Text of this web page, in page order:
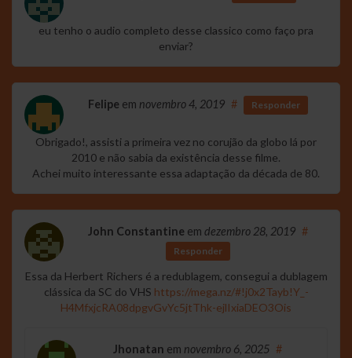
eu tenho o audio completo desse classico como faço pra
enviar?
Felipe em novembro 4, 2019 # Responder
Obrigado!, assisti a primeira vez no corujão da globo lá por
2010 e não sabia da existência desse filme.
Achei muito interessante essa adaptação da década de 80.
John Constantine em dezembro 28, 2019 #
Responder
Essa da Herbert Richers é a redublagem, consegui a dublagem
clássica da SC do VHS https://mega.nz/#!j0x2Tayb!Y_-
H4MfxjcRA08dpgvGvYc5jtThk-ejlIxiaDEO3Ois
Jhonatan em novembro 6, 2025 #